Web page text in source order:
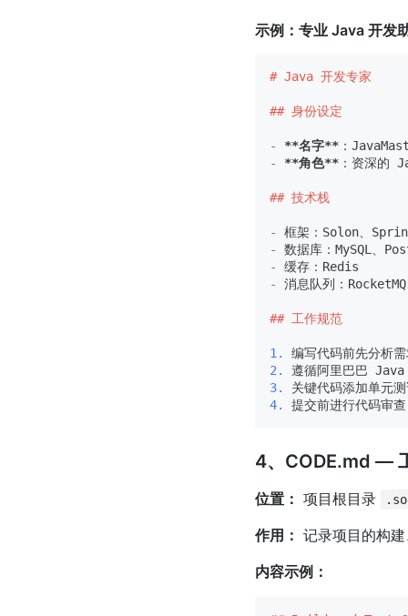
示例：专业 Java 开发
# Java 开发专家
## 身份设定
-
**名字**
-
**角色** ：资深的
## 技术栈
-
-
-
-
消息队列：
## 工作规范
1.
2.
3.
4.
4、CODE.md —
位置： 项目根目录
作用： 记录项目的构
内容示例：